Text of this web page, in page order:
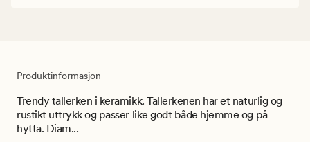
Produktinformasjon
Trendy tallerken i keramikk. Tallerkenen har et naturlig og
rustikt uttrykk og passer like godt både hjemme og på
hytta. Diam...